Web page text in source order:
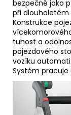
bezpečně jako
při dlouholetém
Konstrukce
tuhost a
pojezdového
vozíku
Systém